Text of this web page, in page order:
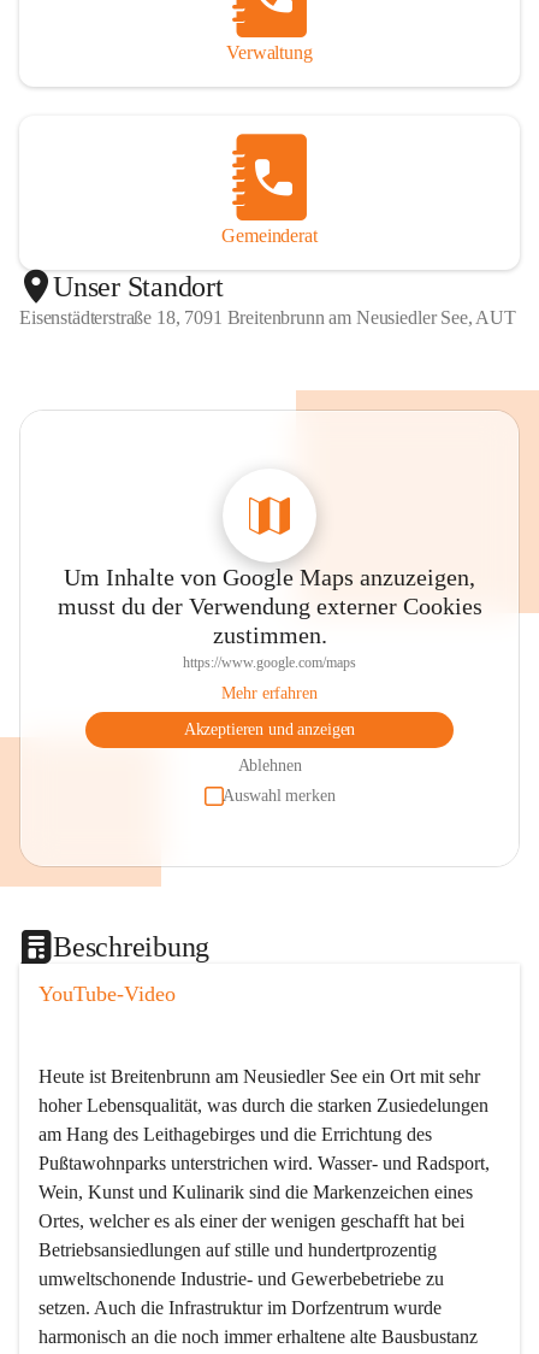
Verwaltung
Gemeinderat
Unser Standort
Eisenstädterstraße 18, 7091 Breitenbrunn am Neusiedler See, AUT
Um Inhalte von Google Maps anzuzeigen,
musst du der Verwendung externer Cookies
zustimmen.
https://www.google.com/maps
Mehr erfahren
Akzeptieren und anzeigen
Ablehnen
Auswahl merken
Beschreibung
YouTube-Video
Heute ist Breitenbrunn am Neusiedler See ein Ort mit sehr
hoher Lebensqualität, was durch die starken Zusiedelungen
am Hang des Leithagebirges und die Errichtung des
Pußtawohnparks unterstrichen wird. Wasser- und Radsport,
Wein, Kunst und Kulinarik sind die Markenzeichen eines
Ortes, welcher es als einer der wenigen geschafft hat bei
Betriebsansiedlungen auf stille und hundertprozentig
umweltschonende Industrie- und Gewerbebetriebe zu
setzen. Auch die Infrastruktur im Dorfzentrum wurde
harmonisch an die noch immer erhaltene alte Bausbustanz